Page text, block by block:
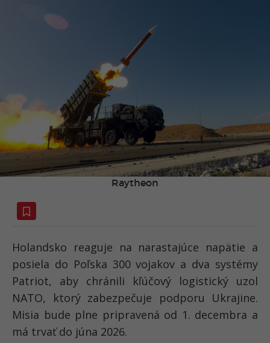
Raytheon
Holandsko reaguje na narastajúce napätie a
posiela do Poľska 300 vojakov a dva systémy
Patriot, aby chránili kľúčový logistický uzol
NATO, ktorý zabezpečuje podporu Ukrajine.
Misia bude plne pripravená od 1. decembra a
má trvať do júna 2026.